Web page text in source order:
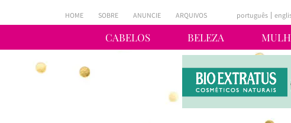
CABELOS BELEZA
HOME SOBRE ANUNCIE ARQUIVOS português